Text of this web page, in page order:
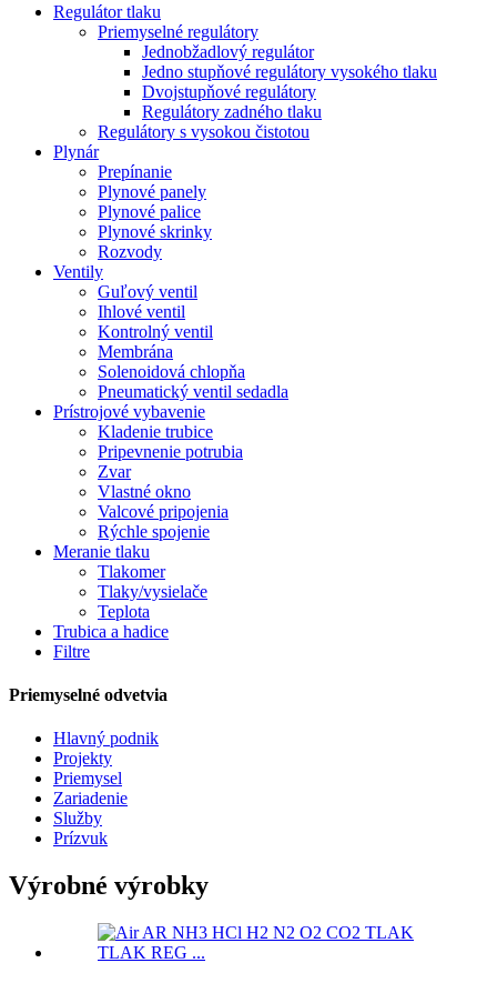
Regulátor tlaku
Priemyselné regulátory
Jednobžadlový regulátor
Jedno stupňové regulátory vysokého tlaku
Dvojstupňové regulátory
Regulátory zadného tlaku
Regulátory s vysokou čistotou
Plynár
Prepínanie
Plynové panely
Plynové palice
Plynové skrinky
Rozvody
Ventily
Guľový ventil
Ihlové ventil
Kontrolný ventil
Membrána
Solenoidová chlopňa
Pneumatický ventil sedadla
Prístrojové vybavenie
Kladenie trubice
Pripevnenie potrubia
Zvar
Vlastné okno
Valcové pripojenia
Rýchle spojenie
Meranie tlaku
Tlakomer
Tlaky/vysielače
Teplota
Trubica a hadice
Filtre
Priemyselné odvetvia
Hlavný podnik
Projekty
Priemysel
Zariadenie
Služby
Prízvuk
Výrobné výrobky